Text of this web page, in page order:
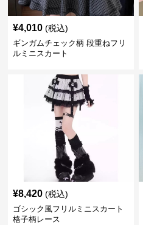
¥4,010 (税込)
ギンガムチェック柄 段重ねフリ
ルミニスカート
¥8,420 (税込)
ゴシック風フリルミニスカート
格子柄レース